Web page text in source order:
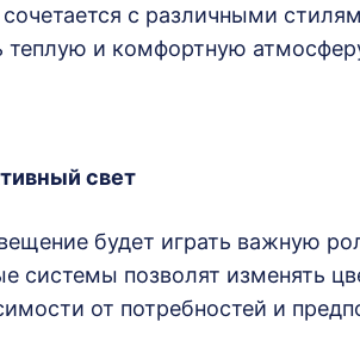
с различными
теплую и комфортную
свет
будет играть важную
системы позволят изменять
от потребностей и